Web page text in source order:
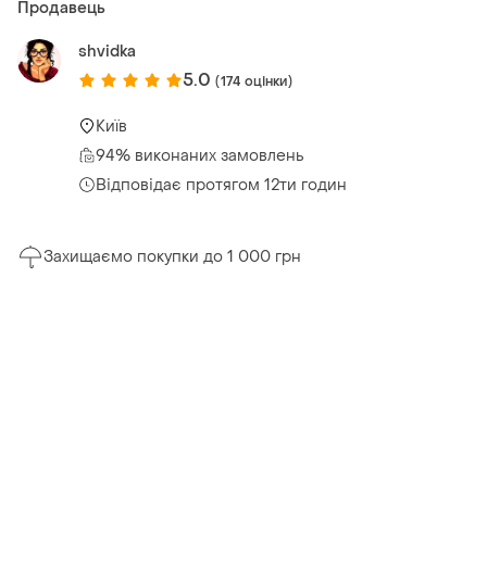
Продавець
shvidka
5.0 (174 оцінки)
Київ
94% виконаних замовлень
Відповідає протягом 12ти годин
Захищаємо покупки до 1 000 грн